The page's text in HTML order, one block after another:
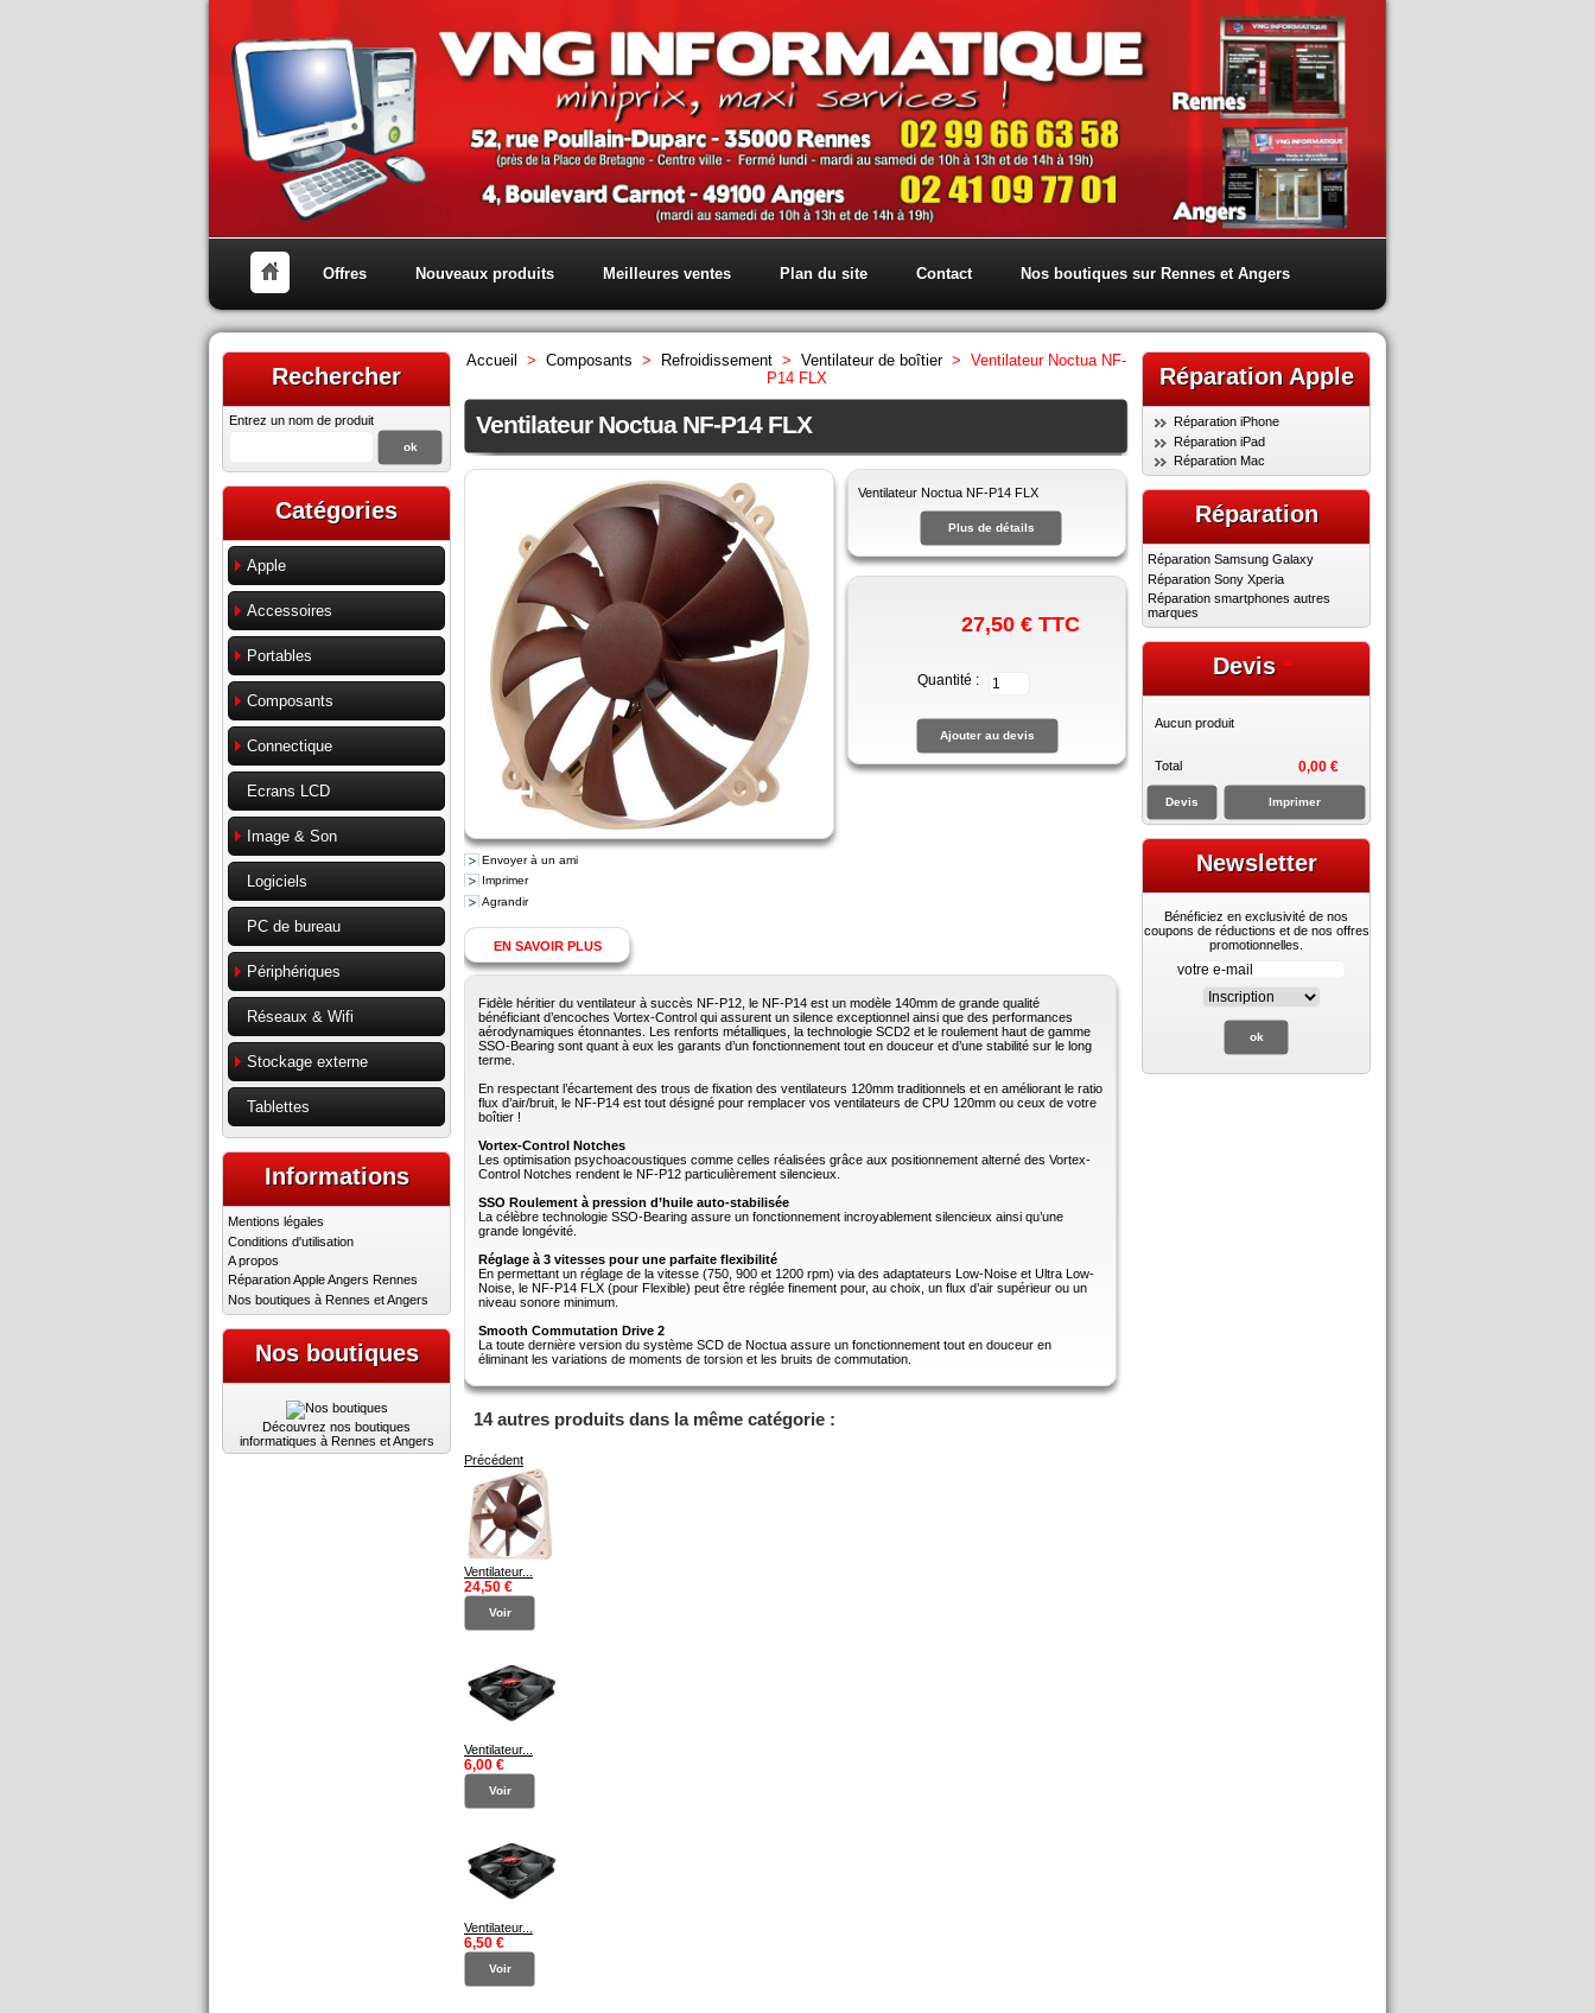
Offres Nouveaux produits Meilleures ventes Plan du site Contact Nos boutiques sur Rennes et Angers
Rechercher
Entrez un nom de produit
Catégories
Apple
Accessoires
Portables
Composants
Connectique
Ecrans LCD
Image & Son
Logiciels
PC de bureau
Périphériques
Réseaux & Wifi
Stockage externe
Tablettes
Informations
Mentions légales
Conditions d'utilisation
A propos
Réparation Apple Angers Rennes
Nos boutiques à Rennes et Angers
Nos boutiques
Découvrez nos boutiques
informatiques à Rennes et Angers
Accueil > Composants > Refroidissement > Ventilateur de boîtier > Ventilateur Noctua NF-
P14 FLX
Ventilateur Noctua NF-P14 FLX
Envoyer à un ami
Imprimer
Agrandir
Ventilateur Noctua NF-P14 FLX
Plus de détails
27,50 €TTC
Quantité :
EN SAVOIR PLUS
Fidèle héritier du ventilateur à succès NF-P12, le NF-P14 est un modèle 140mm de grande qualité
bénéficiant d’encoches Vortex-Control qui assurent un silence exceptionnel ainsi que des performances
aérodynamiques étonnantes. Les renforts métalliques, la technologie SCD2 et le roulement haut de gamme
SSO-Bearing sont quant à eux les garants d’un fonctionnement tout en douceur et d’une stabilité sur le long
terme.
En respectant l’écartement des trous de fixation des ventilateurs 120mm traditionnels et en améliorant le ratio
flux d’air/bruit, le NF-P14 est tout désigné pour remplacer vos ventilateurs de CPU 120mm ou ceux de votre
boîtier !
Vortex-Control Notches
Les optimisation psychoacoustiques comme celles réalisées grâce aux positionnement alterné des Vortex-
Control Notches rendent le NF-P12 particulièrement silencieux.
SSO Roulement à pression d’huile auto-stabilisée
La célèbre technologie SSO-Bearing assure un fonctionnement incroyablement silencieux ainsi qu’une
grande longévité.
Réglage à 3 vitesses pour une parfaite flexibilité
En permettant un réglage de la vitesse (750, 900 et 1200 rpm) via des adaptateurs Low-Noise et Ultra Low-
Noise, le NF-P14 FLX (pour Flexible) peut être réglée finement pour, au choix, un flux d’air supérieur ou un
niveau sonore minimum.
Smooth Commutation Drive 2
La toute dernière version du système SCD de Noctua assure un fonctionnement tout en douceur en
éliminant les variations de moments de torsion et les bruits de commutation.
14 autres produits dans la même catégorie :
Précédent
Ventilateur...
24,50 €
Voir
Ventilateur...
6,00 €
Voir
Ventilateur...
6,50 €
Voir
Réparation Apple
Réparation iPhone
Réparation iPad
Réparation Mac
Réparation
Réparation Samsung Galaxy
Réparation Sony Xperia
Réparation smartphones autres
marques
Devis
Aucun produit
Total 0,00 €
Devis Imprimer
Newsletter
Bénéficiez en exclusivité de nos
coupons de réductions et de nos offres
promotionnelles.